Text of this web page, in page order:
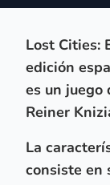
Lost Cities:
edición
es un juego
Reiner
La
consiste en